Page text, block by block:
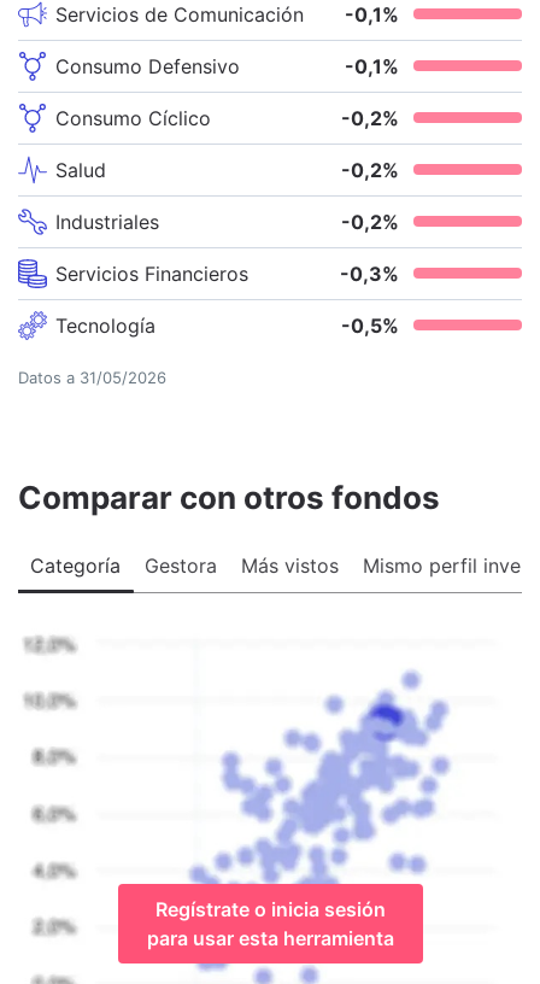
Servicios de Comunicación -0,1%
Consumo Defensivo -0,1%
Consumo Cíclico -0,2%
Salud -0,2%
Industriales -0,2%
Servicios Financieros -0,3%
Tecnología -0,5%
Datos a 31/05/2026
Comparar con otros fondos
Categoría Gestora Más vistos Mismo perfil
Regístrate o inicia sesión
para usar esta herramienta